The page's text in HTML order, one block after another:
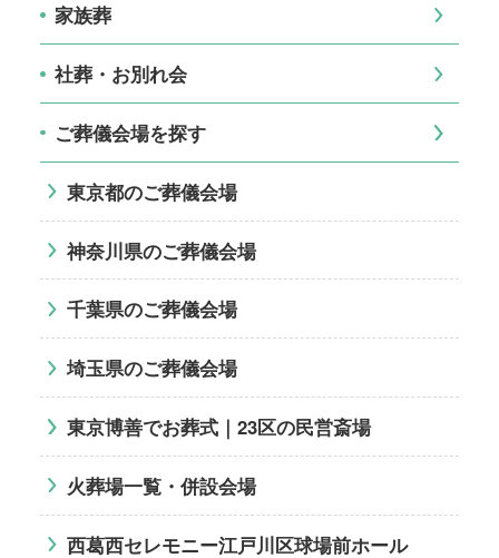
家族葬
社葬・お別れ会
ご葬儀会場を探す
東京都のご葬儀会場
神奈川県のご葬儀会場
千葉県のご葬儀会場
埼玉県のご葬儀会場
東京博善でお葬式｜23区の民営斎場
火葬場一覧・併設会場
西葛西セレモニー江戸川区球場前ホール